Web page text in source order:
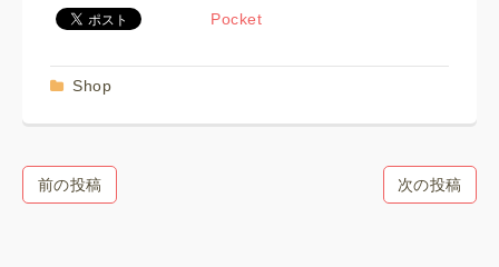
Pocket
Shop
前の投稿 次の投稿